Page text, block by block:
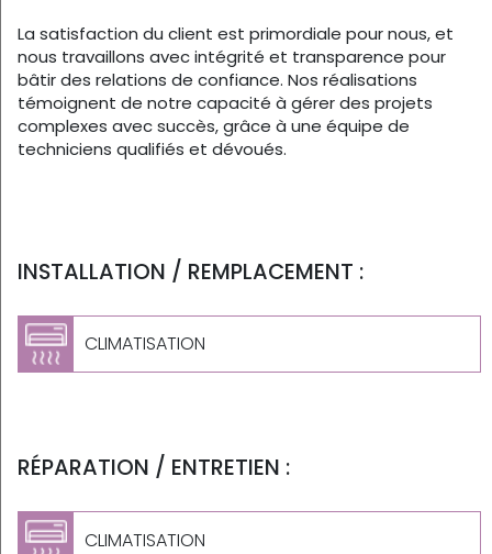
La satisfaction du client est primordiale pour nous, et
nous travaillons avec intégrité et transparence pour
bâtir des relations de confiance. Nos réalisations
témoignent de notre capacité à gérer des projets
complexes avec succès, grâce à une équipe de
techniciens qualifiés et dévoués.
INSTALLATION / REMPLACEMENT :
CLIMATISATION
RÉPARATION / ENTRETIEN :
CLIMATISATION